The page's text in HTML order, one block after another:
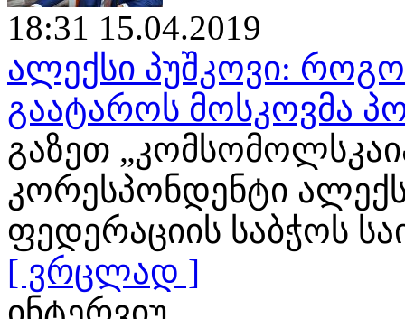
18:31 15.04.2019
ალექსი პუშკოვი:
გაატაროს მოსკოვმა
გაზეთ
კორესპონდენტი
ფედერაციის საბჭოს
[ ვრცლად ]